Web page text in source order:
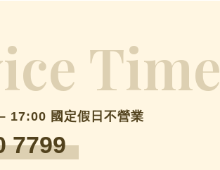
Time
17:00 國定假日不營業
7799